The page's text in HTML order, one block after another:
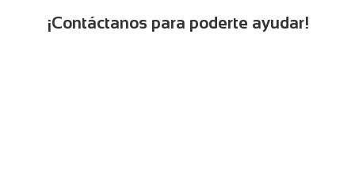
¡Contáctanos para poderte ayudar!